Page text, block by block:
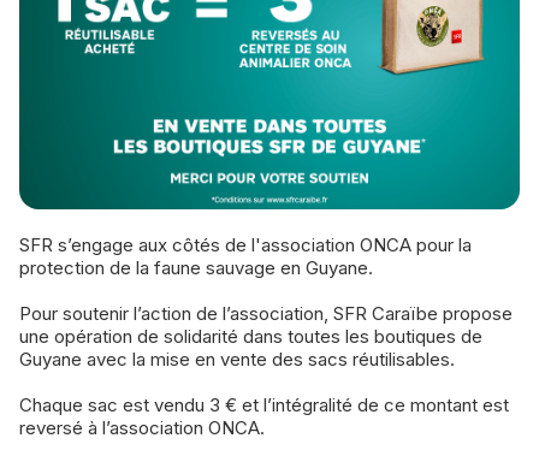
SFR s’engage aux côtés de l'association ONCA pour la
protection de la faune sauvage en Guyane.
Pour soutenir l’action de l’association, SFR Caraïbe propose
une opération de solidarité dans toutes les boutiques de
Guyane avec la mise en vente des sacs réutilisables.
Chaque sac est vendu 3 € et l’intégralité de ce montant est
reversé à l’association ONCA.